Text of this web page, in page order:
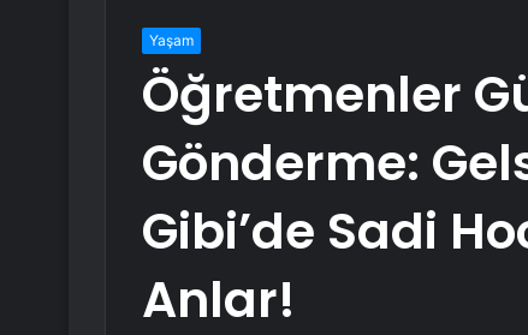
Yaşam
Öğretmenler
Gönderme:
Gibi’de Sadi
Anlar!